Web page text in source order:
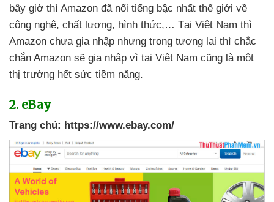
bây giờ thì Amazon đã nổi tiếng bậc nhất thế giới về
công nghệ, chất lượng, hình thức,… Tại Việt Nam thì
Amazon chưa gia nhập nhưng trong tương lai thì chắc
chắn Amazon sẽ gia nhập vì tại Việt Nam cũng là một
thị trường hết sức tiềm năng.
2. eBay
Trang chủ: https://www.ebay.com/